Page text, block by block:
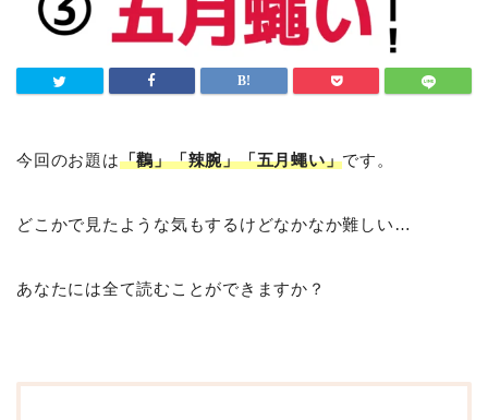
今回のお題は「鸛」「辣腕」「五月蠅い」です。
どこかで見たような気もするけどなかなか難しい…
あなたには全て読むことができますか？